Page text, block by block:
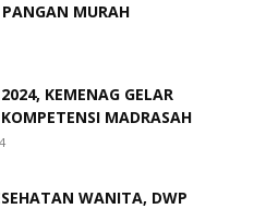
MURAH
KEMENAG GELAR
MADRASAH
WANITA, DWP